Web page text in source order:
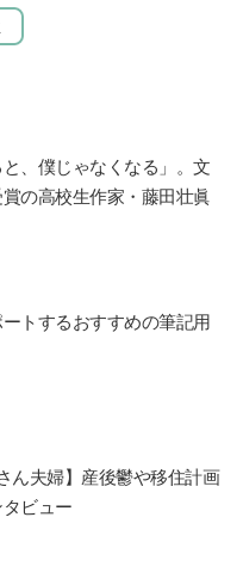
と、僕じゃなくなる」。文
の高校生作家・藤田壮眞
トするおすすめの筆記用
ん夫婦】産後鬱や移住計画
ビュー